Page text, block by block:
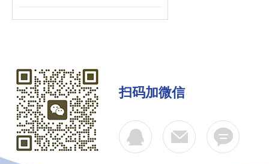
扫码加微信